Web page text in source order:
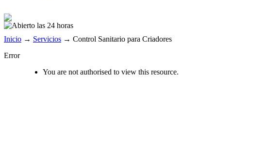
Inicio → Servicios → Control Sanitario para Criadores
Error
You are not authorised to view this resource.